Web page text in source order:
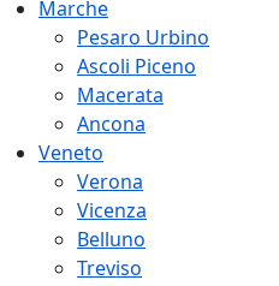
Marche
Pesaro Urbino
Ascoli Piceno
Macerata
Ancona
Veneto
Verona
Vicenza
Belluno
Treviso